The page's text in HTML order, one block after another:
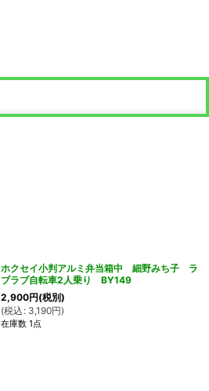
ホクセイ小判アルミ弁当箱中 細野みち子 ラ
ブラブ自転車2人乗り BY149
2,900円(税別)
(税込 : 3,190円)
在庫数 1点